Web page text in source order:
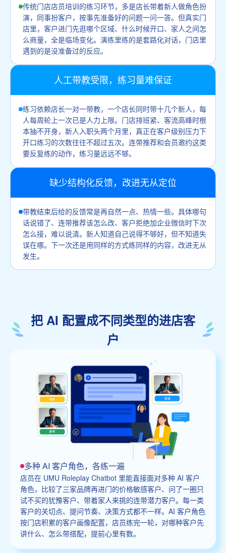
传统门店店员培训的练习环节，多是店长带着新人做角色扮
演，同事扮客户，按事先准备好的问题一问一答。但真实门
店里，客户进门先逛哪个区域、什么时候开口、家人之间怎
么商量，全是临场变化。演练里练的是套路化对话，门店里
遇到的是没准备过的反应。
人工带教受限，练习量难保证
练习依赖店长一对一带教，一个店长同时带十几个新人，每
人每周轮上一次已是人力上限。门店排班紧、客流高峰时根
本抽不开身，新人入职头两个月里，真正在客户级别压力下
开口练习的次数往往不超过五次。连带推荐和会员邀约这类
要反复练的动作，练习量远远不够。
缺少结构化反馈，改进无从定位
带教结束后给的反馈常是再自然一点、热情一些。具体哪句
话说错了、连带推荐该怎么改、客户拒绝加企业微信时下次
怎么接，难以说清。新人知道自己说得不够好，但不知道失
误在哪。下一次还是用同样的方式练同样的内容，改进无从
发生。
把 AI 配置成不同类型的进店客
户
多种 AI 客户角色，各练一遍
店员在 UMU Roleplay Chatbot 里能直接面对多种 AI 客户
角色，比较了三家品牌再进门的价格敏感客户、问了一圈只
试不买的犹豫客户、带着家人来挑的连带潜力客户。每一类
客户的关切点、提问节奏、决策方式都不一样。AI 客户角色
按门店积累的客户画像配置，店员练完一轮，对哪种客户先
讲什么、怎么带搭配，提前心里有数。